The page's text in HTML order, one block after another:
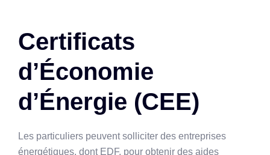
Certificats
d’Économie
d’Énergie (CEE)
Les particuliers peuvent solliciter des entreprises
énergétiques, dont EDF, pour obtenir des aides